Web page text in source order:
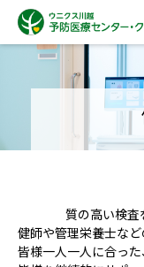
質の高い検査を提
健師や管理栄養士など
皆様一人一人に合っ